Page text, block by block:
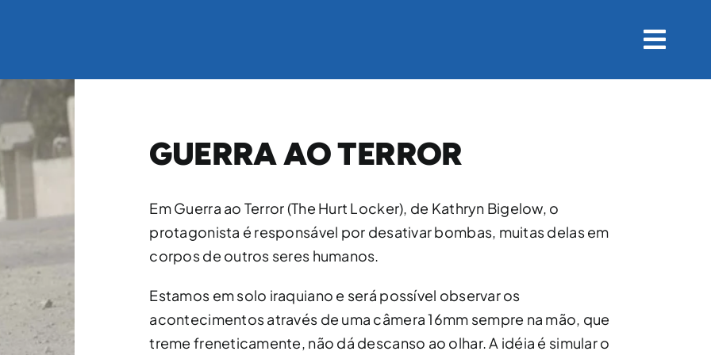
GUERRA AO TERROR
Em Guerra ao Terror (The Hurt Locker), de Kathryn Bigelow, o
protagonista é responsável por desativar bombas, muitas delas em
corpos de outros seres humanos.
Estamos em solo iraquiano e será possível observar os
acontecimentos através de uma câmera 16mm sempre na mão, que
treme freneticamente, não dá descanso ao olhar. A idéia é simular o